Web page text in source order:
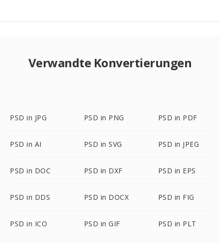
Verwandte Konvertierungen
PSD in JPG PSD in PNG PSD in PDF
PSD in AI PSD in SVG PSD in JPEG
PSD in DOC PSD in DXF PSD in EPS
PSD in DDS PSD in DOCX PSD in FIG
PSD in ICO PSD in GIF PSD in PLT